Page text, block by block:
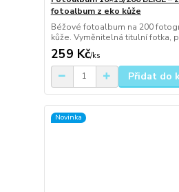
fotoalbum z eko kůže
Béžové fotoalbum na 200
kůže. Vyměnitelná titulní fotka,
259 Kč/ks
Přidat do
Novinka